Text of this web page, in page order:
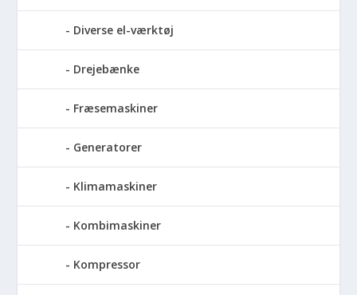
Diverse el-værktøj
Drejebænke
Fræsemaskiner
Generatorer
Klimamaskiner
Kombimaskiner
Kompressor